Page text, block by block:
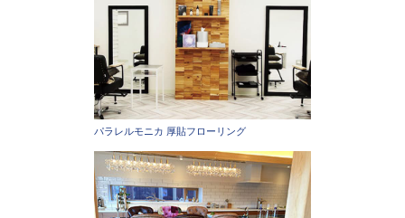
パラレルモニカ 厚貼フローリング